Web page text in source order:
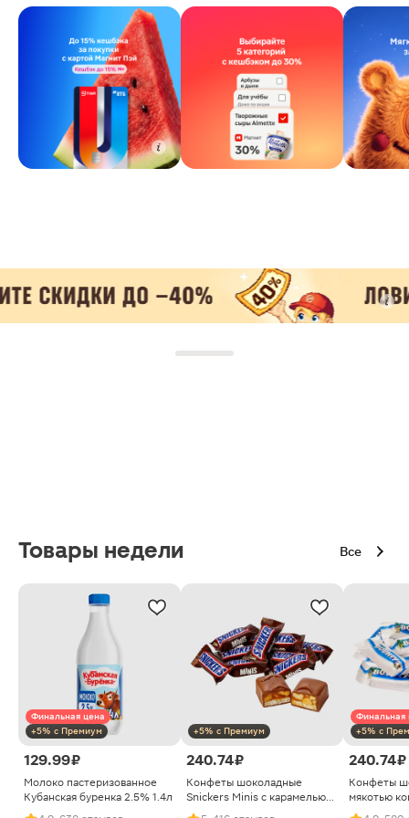
Товары недели Все
Финальная цена
+5% с Премиум
129.99 ₽
Молоко пастеризованное
Кубанская буренка 2.5% 1.4л
+5% с Премиум
240.74 ₽
Конфеты шоколадные
Snickers Minis с карамелью
арахисом и нугой
Финальная
+5% с
240.74 ₽
Конфеты
мякотью